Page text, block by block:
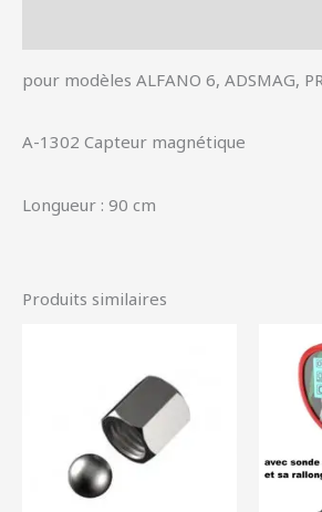
pour modèles ALFANO 6, ADSMAG,
A-1302 Capteur magnétique
Longueur : 90 cm
Produits similaires